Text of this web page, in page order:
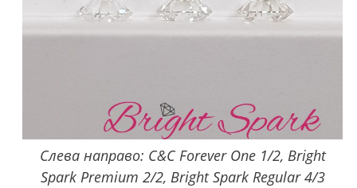
Слева направо: C&C Forever One 1/2, Bright
Spark Premium 2/2, Bright Spark Regular 4/3